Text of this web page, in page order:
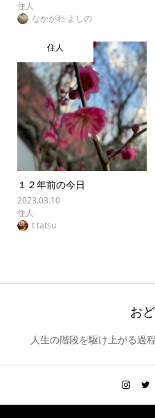
住人
なかがわ よしの
住人
１２年前の今日
2023.03.10
住人
t tatsu
お
人生の階段を駆け上がる過